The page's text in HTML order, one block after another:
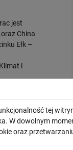
jest
China
Ełk –
i
W celu
jak i
na
Wielkich,
tej
W dowolnym
oraz